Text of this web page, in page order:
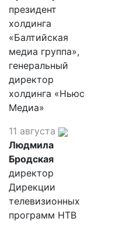
президент
холдинга
«Балтийская
медиа группа»,
генеральный
директор
холдинга «Ньюс
Медиа»
11 августа
Людмила
Бродская
директор
Дирекции
телевизионных
программ НТВ